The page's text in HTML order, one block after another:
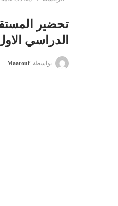
تحضير
الدراسي الاول 1443
بواسطة Maarouf